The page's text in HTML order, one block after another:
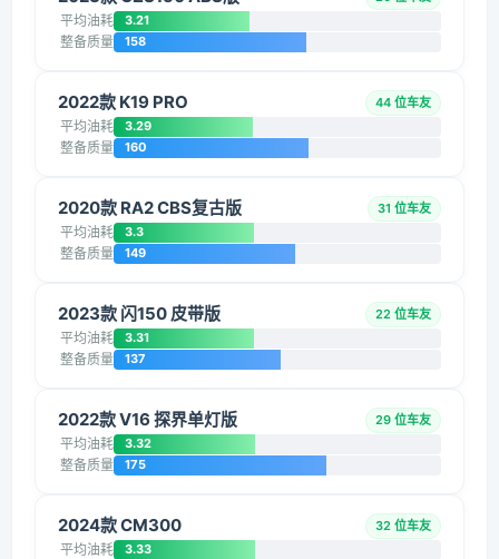
平均油耗 3.21
整备质量 158
2022款 K19 PRO 44 位车友
平均油耗 3.29
整备质量 160
2020款 RA2 CBS复古版 31 位车友
平均油耗 3.3
整备质量 149
2023款 闪150 皮带版 22 位车友
平均油耗 3.31
整备质量 137
2022款 V16 探界单灯版 29 位车友
平均油耗 3.32
整备质量 175
2024款 CM300 32 位车友
平均油耗 3.33